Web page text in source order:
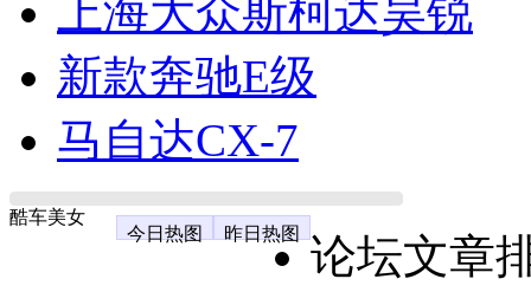
上海大众斯柯达昊锐
新款奔驰E级
马自达CX-7
酷车美女
今日热图
昨日热图
论坛文章